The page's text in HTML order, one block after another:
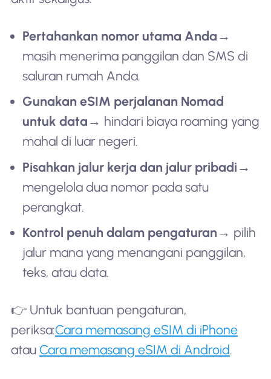
Pertahankan nomor utama Anda →
masih menerima panggilan dan SMS di
saluran rumah Anda.
Gunakan eSIM perjalanan Nomad
untuk data → hindari biaya roaming yang
mahal di luar negeri.
Pisahkan jalur kerja dan jalur pribadi →
mengelola dua nomor pada satu
perangkat.
Kontrol penuh dalam pengaturan → pilih
jalur mana yang menangani panggilan,
teks, atau data.
👉 Untuk bantuan pengaturan,
periksa:Cara memasang eSIM di iPhone
atau Cara memasang eSIM di Android.